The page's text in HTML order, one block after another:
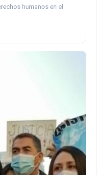
humanos en el